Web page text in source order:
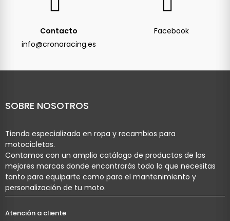
Contacto
info@cronoracing.es
Facebook
SOBRE NOSOTROS
Tienda especializada en ropa y recambios para
motocicletas.
Contamos con un amplio catálogo de productos de las
mejores marcas donde encontrarás todo lo que necesitas
tanto para equiparte como para el mantenimiento y
personalización de tu moto.
Atención a cliente